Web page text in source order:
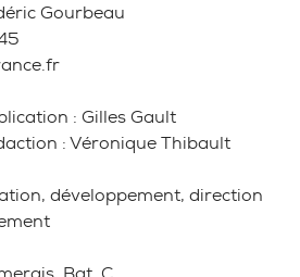
Gourbeau
: Gilles Gault
: Véronique Thibault
développement, direction